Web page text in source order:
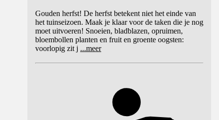
Gouden herfst! De herfst betekent niet het einde van
het tuinseizoen. Maak je klaar voor de taken die je nog
moet uitvoeren! Snoeien, bladblazen, opruimen,
bloembollen planten en fruit en groente oogsten:
voorlopig zit j ...meer